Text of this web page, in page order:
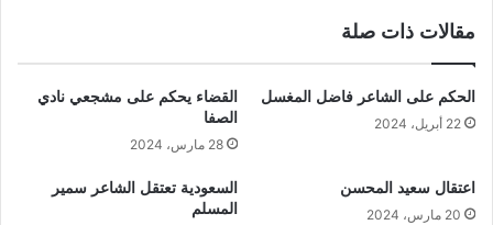
مقالات ذات صلة
الحكم على الشاعر فاضل المغسل
22 أبريل، 2024
القضاء يحكم على مشجعي نادي
الصفا
28 مارس، 2024
اعتقال سعيد المحسن
20 مارس، 2024
السعودية تعتقل الشاعر سمير
المسلم